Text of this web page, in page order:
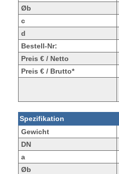
Øb
c
d
Bestell-Nr:
Preis € / Netto
Preis € / Brutto*
Spezifikation
Gewicht
DN
a
Øb